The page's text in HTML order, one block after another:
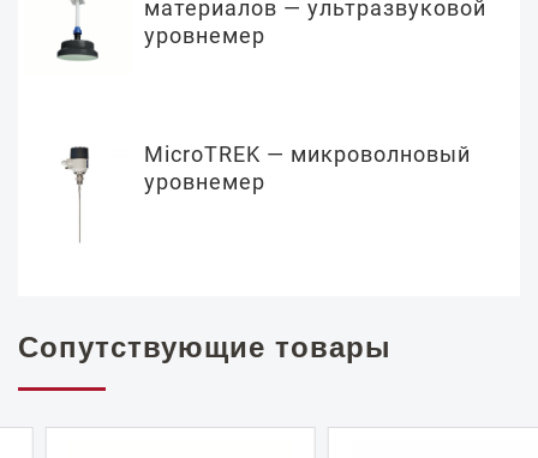
материалов — ультразвуковой
уровнемер
MicroTREK — микроволновый
уровнемер
Сопутствующие товары